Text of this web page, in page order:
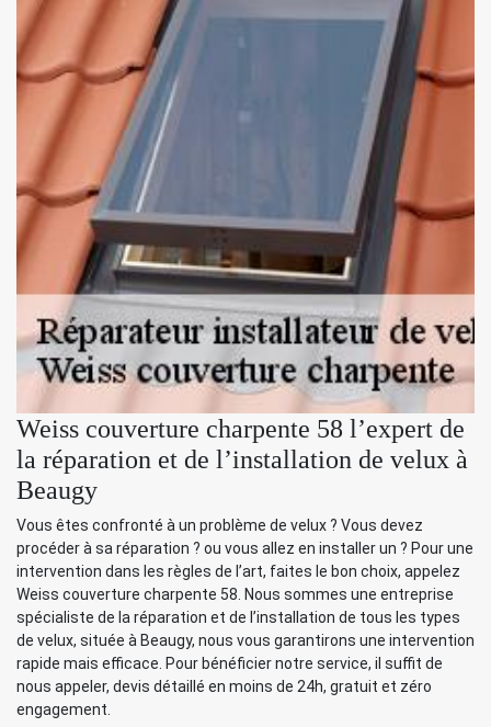
Weiss couverture charpente 58 l’expert de
la réparation et de l’installation de velux à
Beaugy
Vous êtes confronté à un problème de velux ? Vous devez
procéder à sa réparation ? ou vous allez en installer un ? Pour une
intervention dans les règles de l’art, faites le bon choix, appelez
Weiss couverture charpente 58. Nous sommes une entreprise
spécialiste de la réparation et de l’installation de tous les types
de velux, située à Beaugy, nous vous garantirons une intervention
rapide mais efficace. Pour bénéficier notre service, il suffit de
nous appeler, devis détaillé en moins de 24h, gratuit et zéro
engagement.